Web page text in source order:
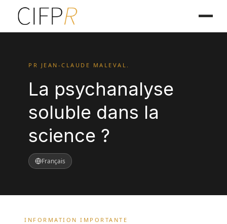
PR JEAN-CLAUDE MALEVAL.
La psychanalyse
soluble dans la
science ?
Français
INFORMATION IMPORTANTE